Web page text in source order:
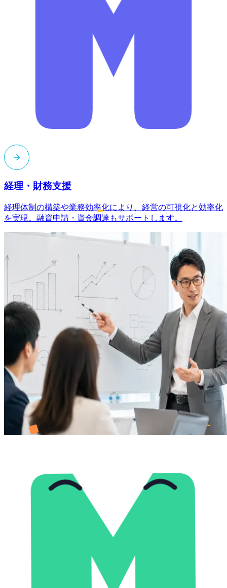
経理・財務支援
経理体制の構築や業務効率化により、経営の可視化と効率化
を実現。融資申請・資金調達もサポートします。